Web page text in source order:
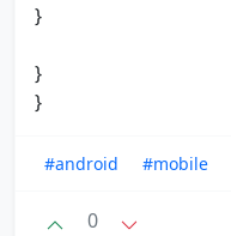
}
}
}
#android #mobile
0